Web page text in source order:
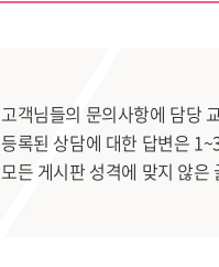
고객님들의 문의사항에 담당
등록된 상담에 대한 답변은
모든 게시판 성격에 맞지 않